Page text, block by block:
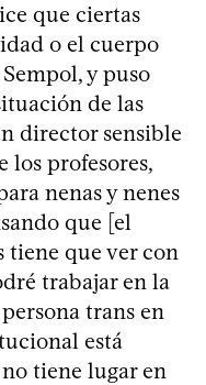
que ciertas
o el cuerpo
y puso
de las
director sensible
los profesores,
nenas y nenes
que [el
tiene que ver con
trabajar en la
trans en
está
tiene lugar en